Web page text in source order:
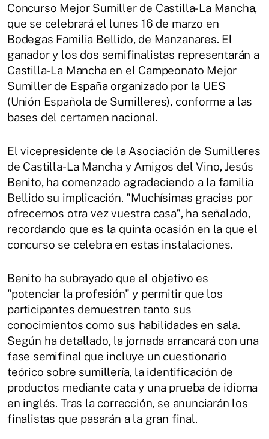
Concurso Mejor Sumiller de Castilla-La Mancha,
que se celebrará el lunes 16 de marzo en
Bodegas Familia Bellido, de Manzanares. El
ganador y los dos semifinalistas representarán a
Castilla-La Mancha en el Campeonato Mejor
Sumiller de España organizado por la UES
(Unión Española de Sumilleres), conforme a las
bases del certamen nacional.
El vicepresidente de la Asociación de Sumilleres
de Castilla-La Mancha y Amigos del Vino, Jesús
Benito, ha comenzado agradeciendo a la familia
Bellido su implicación. "Muchísimas gracias por
ofrecernos otra vez vuestra casa", ha señalado,
recordando que es la quinta ocasión en la que el
concurso se celebra en estas instalaciones.
Benito ha subrayado que el objetivo es
"potenciar la profesión" y permitir que los
participantes demuestren tanto sus
conocimientos como sus habilidades en sala.
Según ha detallado, la jornada arrancará con una
fase semifinal que incluye un cuestionario
teórico sobre sumillería, la identificación de
productos mediante cata y una prueba de idioma
en inglés. Tras la corrección, se anunciarán los
finalistas que pasarán a la gran final.